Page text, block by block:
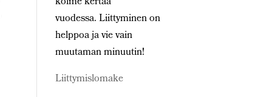
vuodessa. Liittyminen on
helppoa ja vie vain
muutaman minuutin!
Liittymislomake